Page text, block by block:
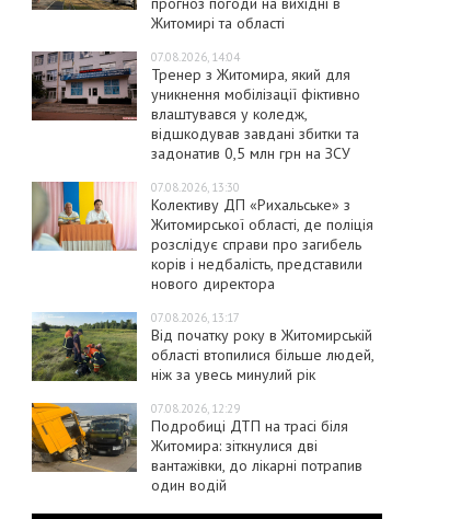
Житомирі та області
07.08.2026, 14:04
Тренер з Житомира, який для
уникнення мобілізації фіктивно
влаштувався у коледж,
відшкодував завдані збитки та
задонатив 0,5 млн грн на ЗСУ
07.08.2026, 13:30
Колективу ДП «Рихальське» з
Житомирської області, де поліція
розслідує справи про загибель
корів і недбалість, представили
нового директора
07.08.2026, 13:17
Від початку року в Житомирській
області втопилися більше людей,
ніж за увесь минулий рік
07.08.2026, 12:29
Подробиці ДТП на трасі біля
Житомира: зіткнулися дві
вантажівки, до лікарні потрапив
один водій